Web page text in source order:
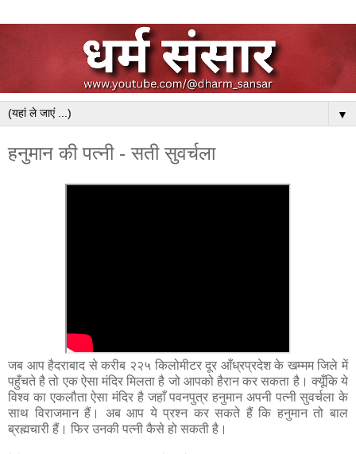
▼
हनुमान की पत्नी - सती सुवर्चला
जब आप हैदराबाद से करीब २२५ किलोमीटर दूर आँध्रप्रदेश के खम्मम जिले में
पहुँचते है तो एक ऐसा मंदिर मिलता है जो आपको हैरान कर सकता है। क्यूँकि ये
विश्व का एकलौता ऐसा मंदिर है जहाँ पवनपुत्र हनुमान अपनी पत्नी सुवर्चला के
साथ विराजमान हैं। अब आप ये प्रश्न कर सकते हैं कि हनुमान तो बाल
ब्रह्मचारी हैं। फिर उनकी पत्नी कैसे हो सकती है।